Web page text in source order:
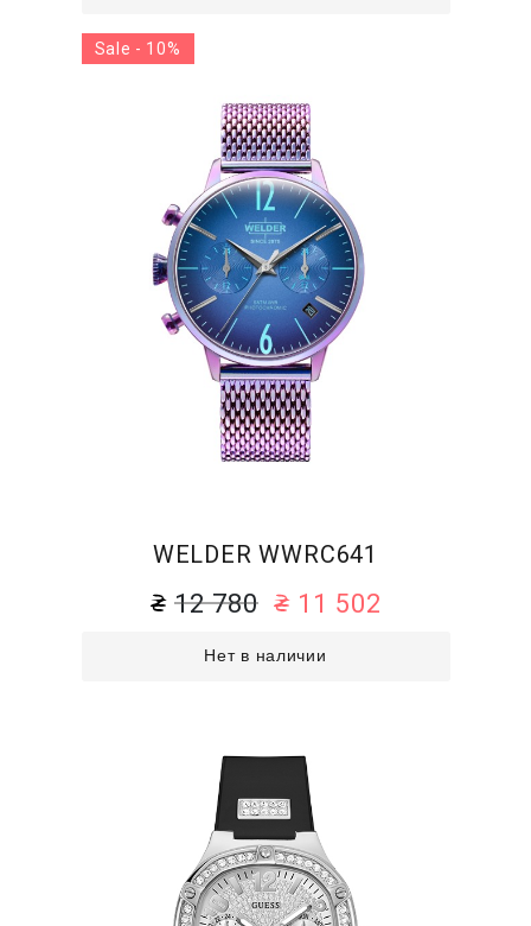
WELDER WWRC641
12 780 11 502
Нет в наличии
Sale - 10%